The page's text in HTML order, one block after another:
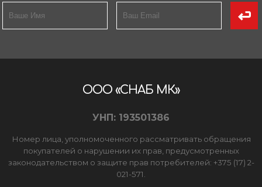
ООО «СНАБ МК»
УНП: 193501386
Номер лица, уполномоченного рассматривать обращения
покупателей о нарушении их прав, предусмотренных
законодательством о защите прав потребителей: +375 (17) 2-
021-571.